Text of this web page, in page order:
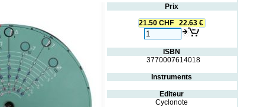
Prix
21.50 CHF 22.63 €
ISBN
3770007614018
Instruments
Editeur
Cyclonote